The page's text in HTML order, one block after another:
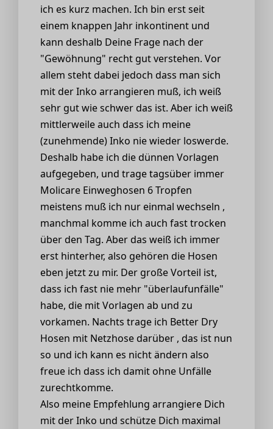
ich es kurz machen. Ich bin erst seit
einem knappen Jahr inkontinent und
kann deshalb Deine Frage nach der
"Gewöhnung" recht gut verstehen. Vor
allem steht dabei jedoch dass man sich
mit der Inko arrangieren muß, ich weiß
sehr gut wie schwer das ist. Aber ich weiß
mittlerweile auch dass ich meine
(zunehmende) Inko nie wieder loswerde.
Deshalb habe ich die dünnen Vorlagen
aufgegeben, und trage tagsüber immer
Molicare Einweghosen 6 Tropfen
meistens muß ich nur einmal wechseln ,
manchmal komme ich auch fast trocken
über den Tag. Aber das weiß ich immer
erst hinterher, also gehören die Hosen
eben jetzt zu mir. Der große Vorteil ist,
dass ich fast nie mehr "überlaufunfälle"
habe, die mit Vorlagen ab und zu
vorkamen. Nachts trage ich Better Dry
Hosen mit Netzhose darüber , das ist nun
so und ich kann es nicht ändern also
freue ich dass ich damit ohne Unfälle
zurechtkomme.
Also meine Empfehlung arrangiere Dich
mit der Inko und schütze Dich maximal